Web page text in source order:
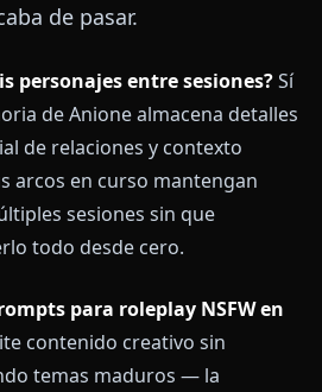
de pasar.
personajes entre sesiones?Sí
de Anione almacena detalles
de relaciones y contexto
arcos en curso mantengan
sesiones sin que
todo desde cero.
para roleplay NSFW en
contenido creativo sin
temas maduros — la